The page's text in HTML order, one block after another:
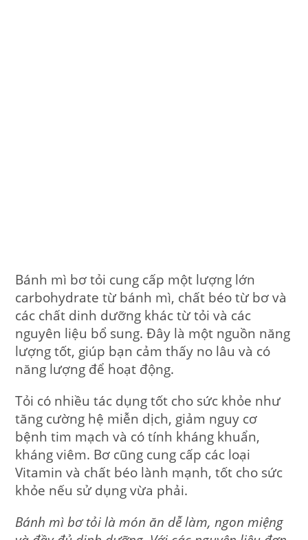
Bánh mì bơ tỏi cung cấp một lượng lớn
carbohydrate từ bánh mì, chất béo từ bơ và
các chất dinh dưỡng khác từ tỏi và các
nguyên liệu bổ sung. Đây là một nguồn năng
lượng tốt, giúp bạn cảm thấy no lâu và có
năng lượng để hoạt động.
Tỏi có nhiều tác dụng tốt cho sức khỏe như
tăng cường hệ miễn dịch, giảm nguy cơ
bệnh tim mạch và có tính kháng khuẩn,
kháng viêm. Bơ cũng cung cấp các loại
Vitamin và chất béo lành mạnh, tốt cho sức
khỏe nếu sử dụng vừa phải.
Bánh mì bơ tỏi là món ăn dễ làm, ngon miệng